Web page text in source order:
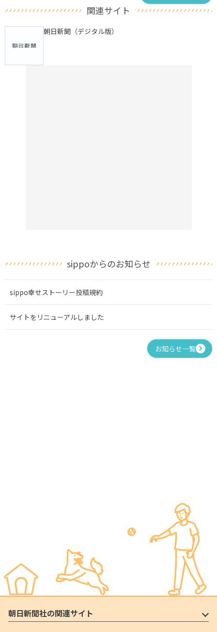
関連サイト
朝日新聞（デジタル版）
sippoからのお知らせ
sippo幸せストーリー投稿規約
サイトをリニューアルしました
お知らせ一覧
朝日新聞社の関連サイト